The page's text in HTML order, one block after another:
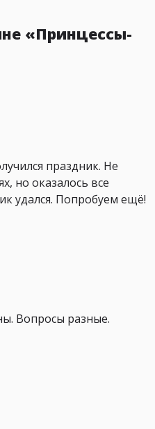
«Принцессы-
праздник. Не
но оказалось все
удался. Попробуем ещё!
Вопросы разные.